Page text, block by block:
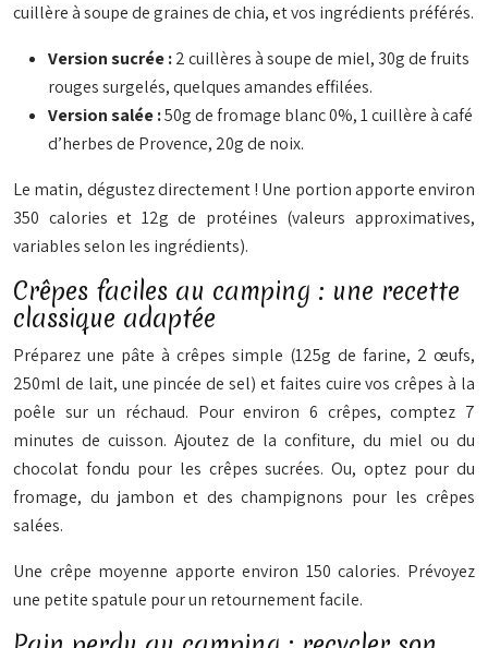
cuillère à soupe de graines de chia, et vos ingrédients préférés.
Version sucrée :2 cuillères à soupe de miel, 30g de fruits
rouges surgelés, quelques amandes effilées.
Version salée :50g de fromage blanc 0%, 1 cuillère à café
d’herbes de Provence, 20g de noix.
Le matin, dégustez directement ! Une portion apporte environ
350 calories et 12g de protéines (valeurs approximatives,
variables selon les ingrédients).
Crêpes faciles au camping : une recette
classique adaptée
Préparez une pâte à crêpes simple (125g de farine, 2 œufs,
250ml de lait, une pincée de sel) et faites cuire vos crêpes à la
poêle sur un réchaud. Pour environ 6 crêpes, comptez 7
minutes de cuisson. Ajoutez de la confiture, du miel ou du
chocolat fondu pour les crêpes sucrées. Ou, optez pour du
fromage, du jambon et des champignons pour les crêpes
salées.
Une crêpe moyenne apporte environ 150 calories. Prévoyez
une petite spatule pour un retournement facile.